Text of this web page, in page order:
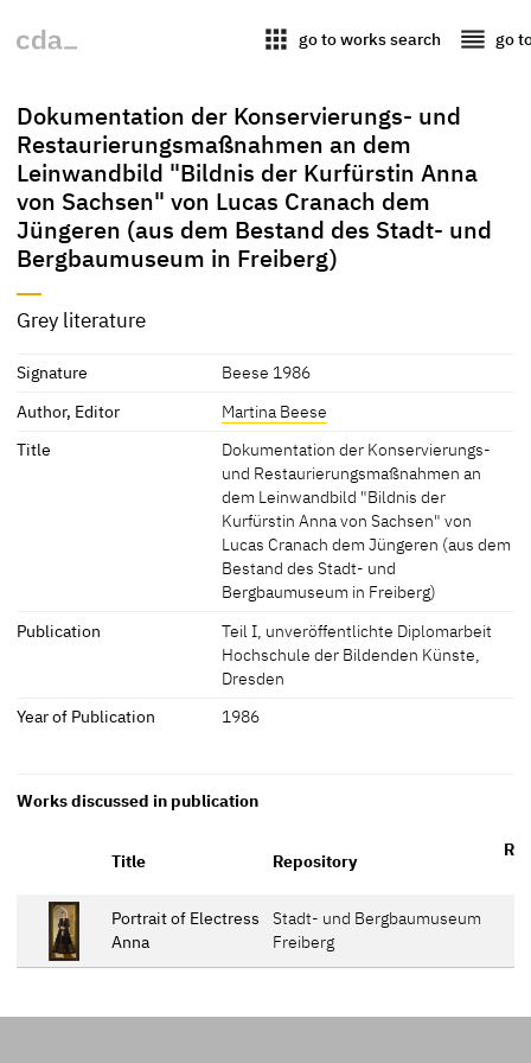
apps go to works search reorder go
Dokumentation der Konservierungs- und
Restaurierungsmaßnahmen an dem
Leinwandbild "Bildnis der Kurfürstin Anna
von Sachsen" von Lucas Cranach dem
Jüngeren (aus dem Bestand des Stadt- und
Bergbaumuseum in Freiberg)
Grey literature
Signature
Beese 1986
Author, Editor
Martina Beese
Title
Dokumentation der Konservierungs-
und Restaurierungsmaßnahmen an
dem Leinwandbild "Bildnis der
Kurfürstin Anna von Sachsen" von
Lucas Cranach dem Jüngeren (aus dem
Bestand des Stadt- und
Bergbaumuseum in Freiberg)
Publication
Teil I, unveröffentlichte Diplomarbeit
Hochschule der Bildenden Künste,
Dresden
Year of Publication
1986
Works discussed in publication
Title Repository
Portrait of Electress
Anna
Stadt- und Bergbaumuseum
Freiberg